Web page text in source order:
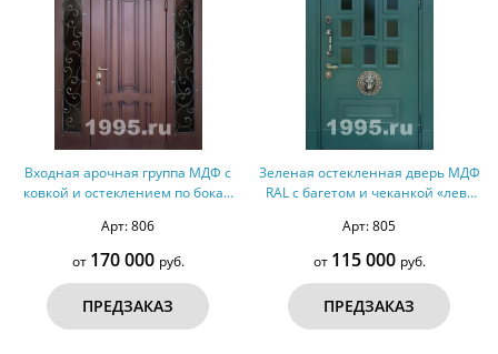
Входная арочная группа МДФ с
ковкой и остеклением по бокам
Арт: 806
от 170 000 руб.
ПРЕДЗАКАЗ
Зеленая остекленная дверь МДФ
RAL с багетом и чеканкой «лев»
Арт: 805
от 115 000 руб.
ПРЕДЗАКАЗ